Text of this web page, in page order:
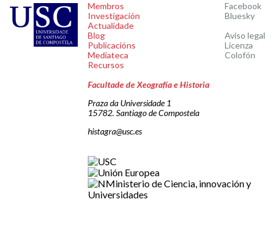
Membros
Investigación
Actualidade
Blog
Publicacións
Mediateca
Recursos
Facebook
Bluesky
Aviso legal
Licenza
Colofón
Facultade de Xeografía e Historia
Praza da Universidade 1
15782. Santiago de Compostela
histagra@usc.es